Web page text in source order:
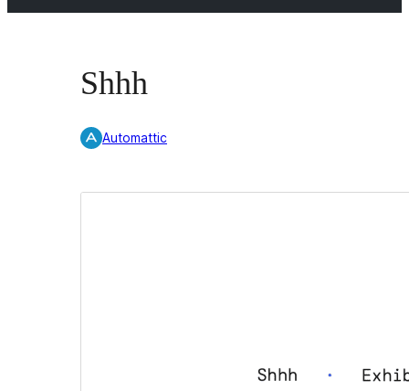
Shhh
Automattic